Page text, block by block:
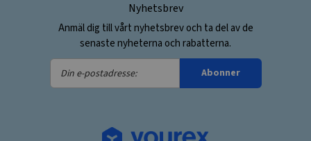
Nyhetsbrev
Anmäl dig till vårt nyhetsbrev och ta del av de
senaste nyheterna och rabatterna.
Din
e-
Abonner